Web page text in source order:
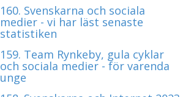
160. Svenskarna och sociala
medier - vi har läst senaste
statistiken
159. Team Rynkeby, gula cyklar
och sociala medier - för varenda
unge